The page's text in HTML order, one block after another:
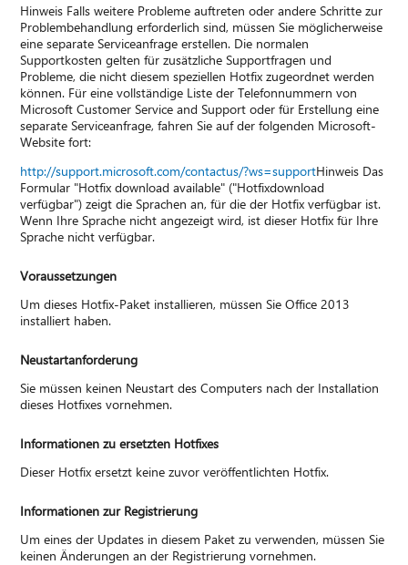
Hinweis Falls weitere Probleme auftreten oder andere Schritte zur
Problembehandlung erforderlich sind, müssen Sie möglicherweise
eine separate Serviceanfrage erstellen. Die normalen
Supportkosten gelten für zusätzliche Supportfragen und
Probleme, die nicht diesem speziellen Hotfix zugeordnet werden
können. Für eine vollständige Liste der Telefonnummern von
Microsoft Customer Service and Support oder für Erstellung eine
separate Serviceanfrage, fahren Sie auf der folgenden Microsoft-
Website fort:
http://support.microsoft.com/contactus/?ws=supportHinweis Das
Formular "Hotfix download available" ("Hotfixdownload
verfügbar") zeigt die Sprachen an, für die der Hotfix verfügbar ist.
Wenn Ihre Sprache nicht angezeigt wird, ist dieser Hotfix für Ihre
Sprache nicht verfügbar.
Voraussetzungen
Um dieses Hotfix-Paket installieren, müssen Sie Office 2013
installiert haben.
Neustartanforderung
Sie müssen keinen Neustart des Computers nach der Installation
dieses Hotfixes vornehmen.
Informationen zu ersetzten Hotfixes
Dieser Hotfix ersetzt keine zuvor veröffentlichten Hotfix.
Informationen zur Registrierung
Um eines der Updates in diesem Paket zu verwenden, müssen Sie
keinen Änderungen an der Registrierung vornehmen.